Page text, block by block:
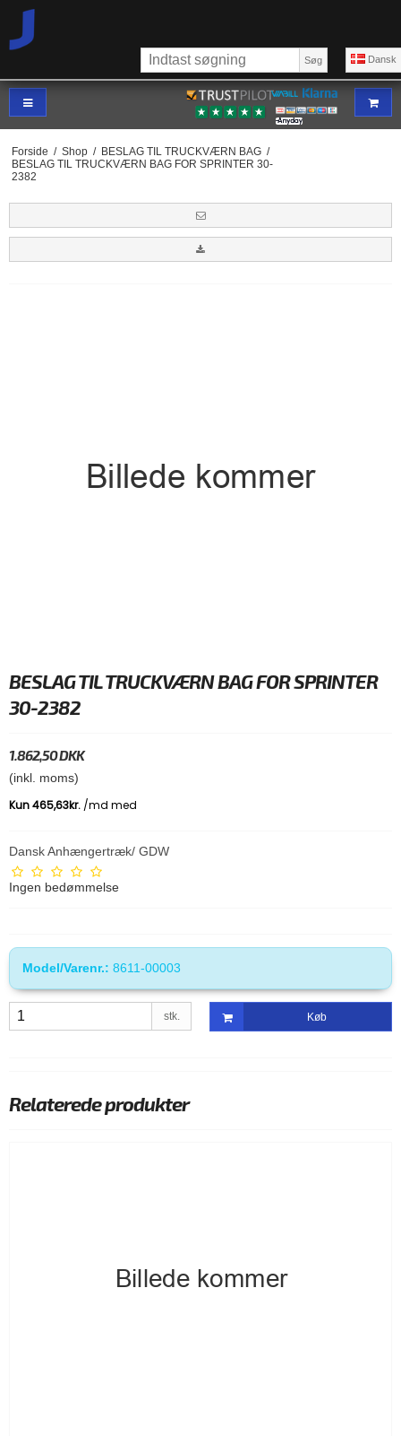
Dansk
Søg
Forside / Shop / BESLAG TIL TRUCKVÆRN BAG /
BESLAG TIL TRUCKVÆRN BAG FOR SPRINTER 30-
2382
BESLAG TIL TRUCKVÆRN BAG FOR SPRINTER
30-2382
1.862,50 DKK
(inkl. moms)
Dansk Anhængertræk/ GDW
Ingen bedømmelse
Model/Varenr.: 8611-00003
stk. Køb
Relaterede produkter